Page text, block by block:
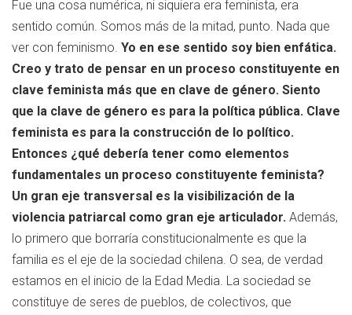
Fue una cosa numérica, ni siquiera era feminista, era
sentido común. Somos más de la mitad, punto. Nada que
ver con feminismo. Yo en ese sentido soy bien enfática.
Creo y trato de pensar en un proceso constituyente en
clave feminista más que en clave de género. Siento
que la clave de género es para la política pública. Clave
feminista es para la construcción de lo político.
Entonces ¿qué debería tener como elementos
fundamentales un proceso constituyente feminista?
Un gran eje transversal es la visibilización de la
violencia patriarcal como gran eje articulador. Además,
lo primero que borraría constitucionalmente es que la
familia es el eje de la sociedad chilena. O sea, de verdad
estamos en el inicio de la Edad Media. La sociedad se
constituye de seres de pueblos, de colectivos, que